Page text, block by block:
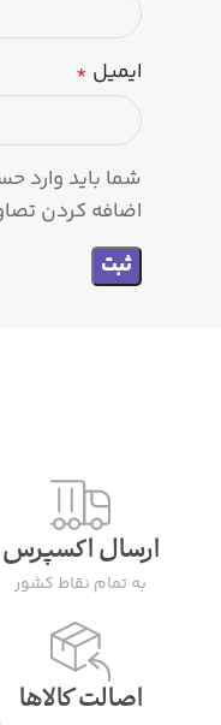
ایمیل *
شما باید وارد
اضافه کردن
ارسال اکسپرس
به تمام نقاط کشور
اصالت کالاها